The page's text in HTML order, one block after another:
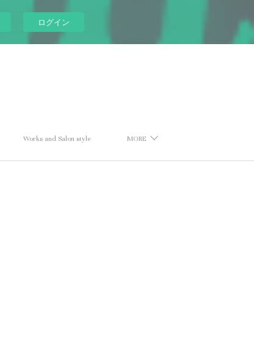
ログイン
Works and Salon style MORE